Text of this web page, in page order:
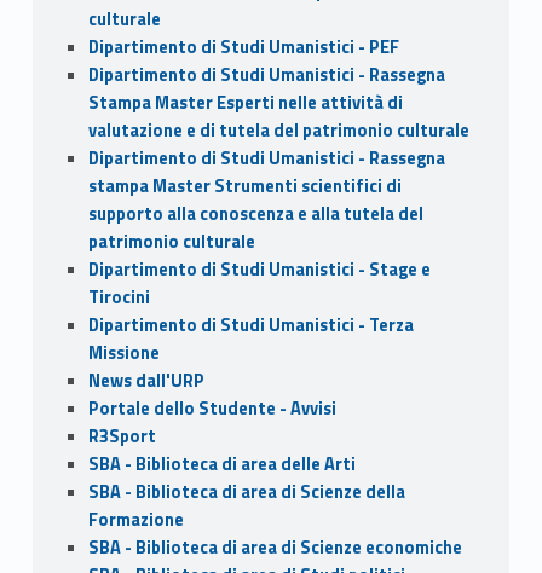
culturale
Dipartimento di Studi Umanistici - PEF
Dipartimento di Studi Umanistici - Rassegna
Stampa Master Esperti nelle attività di
valutazione e di tutela del patrimonio culturale
Dipartimento di Studi Umanistici - Rassegna
stampa Master Strumenti scientifici di
supporto alla conoscenza e alla tutela del
patrimonio culturale
Dipartimento di Studi Umanistici - Stage e
Tirocini
Dipartimento di Studi Umanistici - Terza
Missione
News dall'URP
Portale dello Studente - Avvisi
R3Sport
SBA - Biblioteca di area delle Arti
SBA - Biblioteca di area di Scienze della
Formazione
SBA - Biblioteca di area di Scienze economiche